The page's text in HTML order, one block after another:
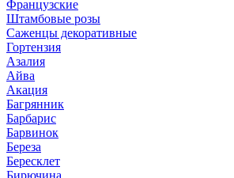
Французские
Штамбовые розы
Саженцы декоративные
Гортензия
Азалия
Айва
Акация
Багрянник
Барбарис
Барвинок
Береза
Бересклет
Бирючина